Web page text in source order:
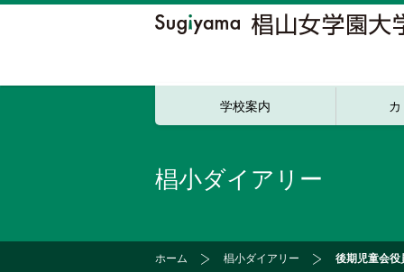
学校案内
椙小ダイアリー
ホーム 椙小ダイアリー 後期児童会役